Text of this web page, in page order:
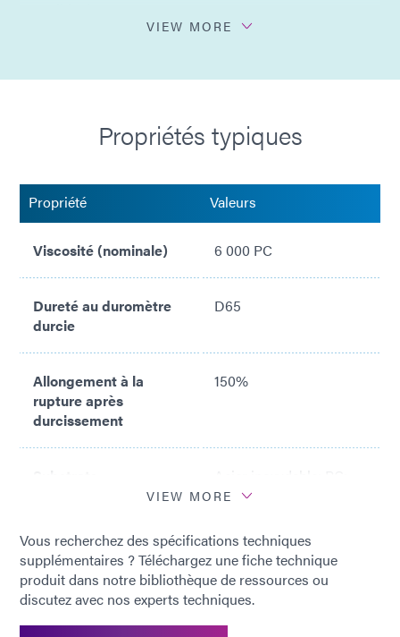
Conforme à la norme ISO 10993
VIEW MORE
Propriétés typiques
Propriété Valeurs
Viscosité (nominale) 6 000 PC
Dureté au duromètre
durcie
D65
Allongement à la
rupture après
durcissement
150%
Substrats
PS; ABS; PA; PMMA;
VIEW MORE
Vous recherchez des spécifications techniques
supplémentaires ? Téléchargez une fiche technique
produit dans notre bibliothèque de ressources ou
discutez avec nos experts techniques.